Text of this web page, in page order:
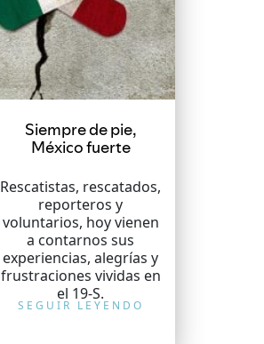
Siempre de pie,
México fuerte
Rescatistas, rescatados,
reporteros y
voluntarios, hoy vienen
a contarnos sus
experiencias, alegrías y
frustraciones vividas en
el 19-S.
SEGUIR LEYENDO